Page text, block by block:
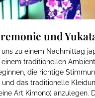
und
uns zu einem Nachmittag
einem traditionellen
die richtige
und das traditionelle
Art Kimono) anzulegen.